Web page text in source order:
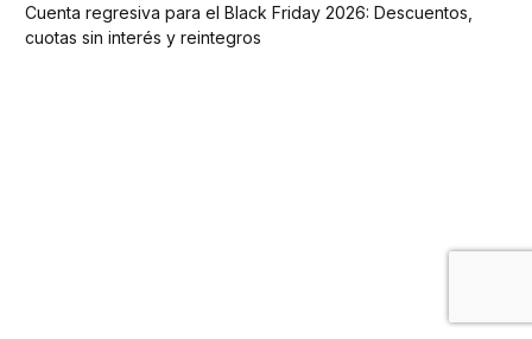
Cuenta regresiva para el Black Friday 2026: Descuentos,
cuotas sin interés y reintegros